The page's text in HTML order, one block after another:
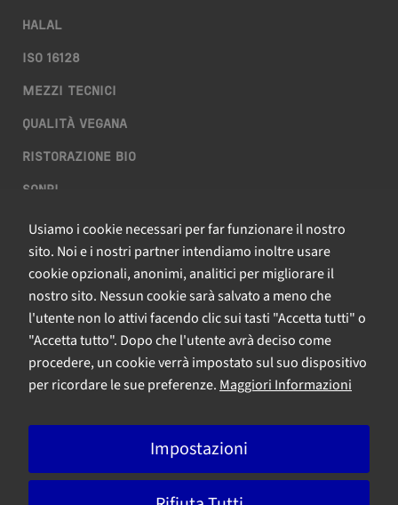
HALAL
ISO 16128
MEZZI TECNICI
QUALITÀ VEGANA
RISTORAZIONE BIO
SQNPI
QCERTIFICAZIONI S.R.L. A SOCIO UNICO
Via Paolo Frajese, 37 – 53100 Siena
tel. +39 0577 327234 - fax +39 0577 329907 -Contattaci
P.IVA n. 01273640522
Capitale Sociale € 90.000,00 i.v.
Iscrizione Registro delle imprese di Siena n. 01273640522, REA n.
134249
A Bureau Veritas Company
Usiamo i cookie necessari per far funzionare il nostro
sito. Noi e i nostri partner intendiamo inoltre usare
cookie opzionali, anonimi, analitici per migliorare il
nostro sito. Nessun cookie sarà salvato a meno che
l'utente non lo attivi facendo clic sui tasti "Accetta tutti" o
"Accetta tutto". Dopo che l'utente avrà deciso come
procedere, un cookie verrà impostato sul suo dispositivo
per ricordare le sue preferenze. Maggiori Informazioni
Impostazioni